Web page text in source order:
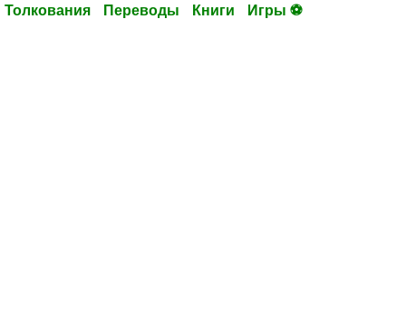
Толкования Переводы Книги Игры ⚽